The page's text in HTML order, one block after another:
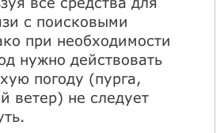
с поисковыми
при необходимости
нужно действовать
погоду (пурга,
ветер) не следует